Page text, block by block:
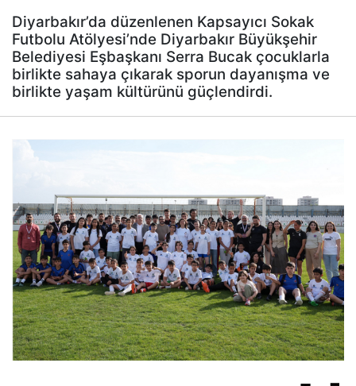
Diyarbakır’da düzenlenen Kapsayıcı Sokak
Futbolu Atölyesi’nde Diyarbakır Büyükşehir
Belediyesi Eşbaşkanı Serra Bucak çocuklarla
birlikte sahaya çıkarak sporun dayanışma ve
birlikte yaşam kültürünü güçlendirdi.